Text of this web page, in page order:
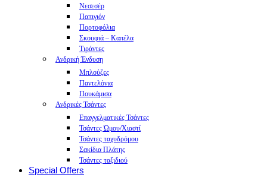
Νεσεσέρ
Παπιγιόν
Πορτοφόλια
Σκουφιά – Καπέλα
Τιράντες
Ανδρική Ένδυση
Μπλούζες
Παντελόνια
Πουκάμισα
Ανδρικές Τσάντες
Επαγγελματικές Τσάντες
Τσάντες Ώμου/Χιαστί
Τσάντες ταχυδρόμου
Σακίδια Πλάτης
Τσάντες ταξιδιού
Special Offers